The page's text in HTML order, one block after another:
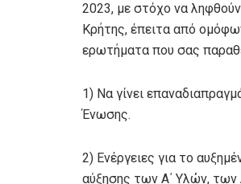
2023, με στόχο να
Κρήτης, έπειτα από
ερωτήματα που σας
1) Να γίνει
Ένωσης.
2) Ενέργειες για το
αύξησης των Α΄ Υλών, των